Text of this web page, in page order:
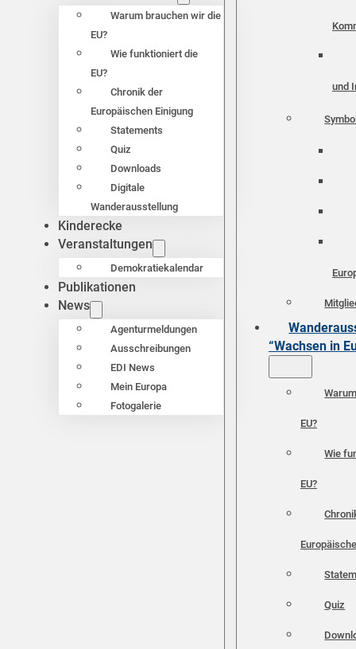
Warum brauchen wir die
EU?
Wie funktioniert die
EU?
Chronik der
Europäischen Einigung
Statements
Quiz
Downloads
Digitale
Wanderausstellung
Kinderecke
Veranstaltungen
Demokratiekalendar
Publikationen
News
Agenturmeldungen
Ausschreibungen
EDI News
Mein Europa
Fotogalerie
und
“Wachsen in
EU?
Wie
EU?
Quiz